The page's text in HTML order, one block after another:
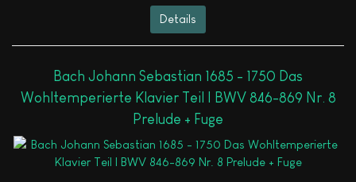
Details
Bach Johann Sebastian 1685 - 1750 Das
Wohltemperierte Klavier Teil I BWV 846-869 Nr. 8
Prelude + Fuge